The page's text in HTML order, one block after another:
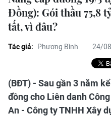
Đồng): Gói thầu 75,8
tất, vì đâu?
Tác giả: Phương Bình 24/
(BĐT) - Sau gần 3 năm
đồng cho Liên danh
An - Công ty TNHH Xây